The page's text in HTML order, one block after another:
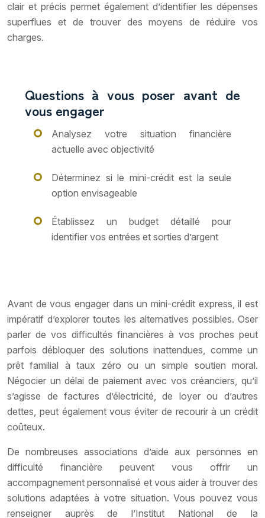
clair et précis permet également d’identifier les dépenses
superflues et de trouver des moyens de réduire vos
charges.
Questions à vous poser avant de
vous engager
Analysez votre situation financière
actuelle avec objectivité
Déterminez si le mini-crédit est la seule
option envisageable
Établissez un budget détaillé pour
identifier vos entrées et sorties d’argent
Avant de vous engager dans un mini-crédit express, il est
impératif d’explorer toutes les alternatives possibles. Oser
parler de vos difficultés financières à vos proches peut
parfois débloquer des solutions inattendues, comme un
prêt familial à taux zéro ou un simple soutien moral.
Négocier un délai de paiement avec vos créanciers, qu’il
s’agisse de factures d’électricité, de loyer ou d’autres
dettes, peut également vous éviter de recourir à un crédit
coûteux.
De nombreuses associations d’aide aux personnes en
difficulté financière peuvent vous offrir un
accompagnement personnalisé et vous aider à trouver des
solutions adaptées à votre situation. Vous pouvez vous
renseigner auprès de l’Institut National de la